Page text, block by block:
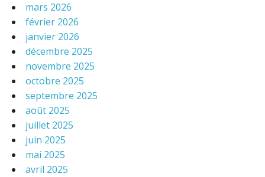
mars 2026
février 2026
janvier 2026
décembre 2025
novembre 2025
octobre 2025
septembre 2025
août 2025
juillet 2025
juin 2025
mai 2025
avril 2025